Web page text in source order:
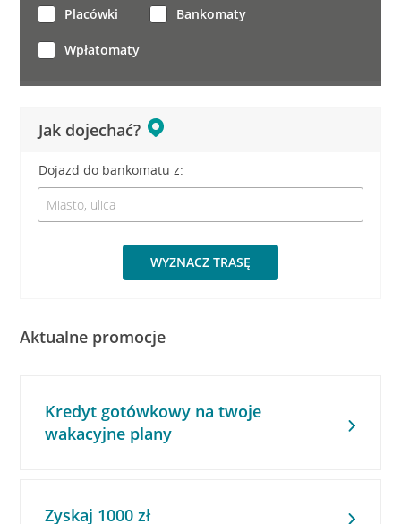
Jak dojechać?
Dojazd do bankomatu z:
WYZNACZ TRASĘ
Placówki Bankomaty
Wpłatomaty
Aktualne promocje
Kredyt gotówkowy na twoje
wakacyjne plany
Zyskaj 1000 zł